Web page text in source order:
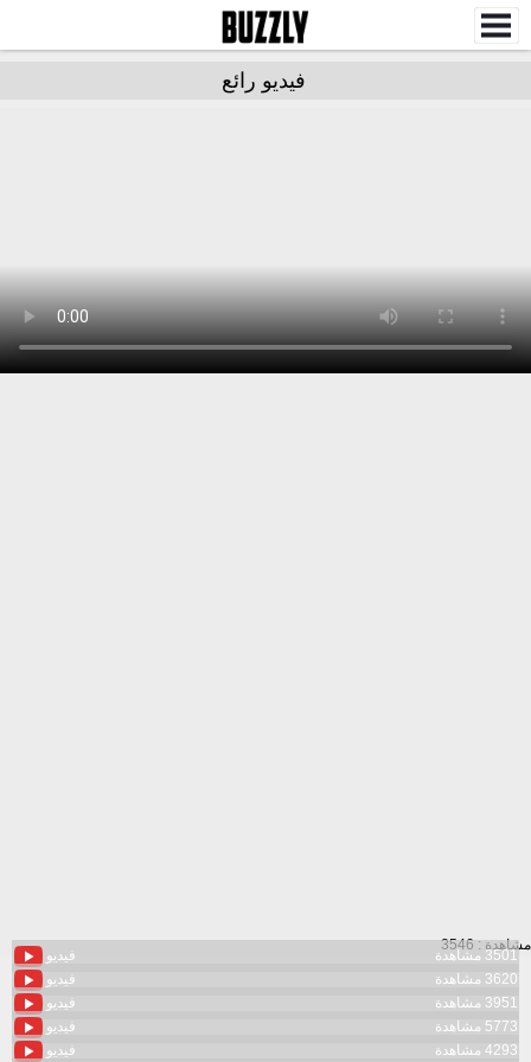
فيديو رائع
مشاهدة : 3546
فيديو
3501 مشاهدة
فيديو
3620 مشاهدة
فيديو
3951 مشاهدة
فيديو
5773 مشاهدة
فيديو
4293 مشاهدة